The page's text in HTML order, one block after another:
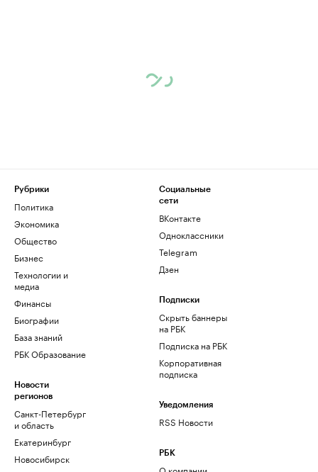
Рубрики
Политика
Экономика
Общество
Бизнес
Технологии и
медиа
Финансы
Биографии
База знаний
РБК Образование
Новости
регионов
Санкт-Петербург
и область
Екатеринбург
Новосибирск
Социальные
сети
ВКонтакте
Одноклассники
Telegram
Дзен
Подписки
Скрыть баннеры
на РБК
Подписка на РБК
Корпоративная
подписка
Уведомления
RSS Новости
РБК